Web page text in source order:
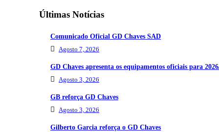
Últimas Notícias
Comunicado Oficial GD Chaves SAD
Agosto 7, 2026
GD Chaves apresenta os equipamentos oficiais para
Agosto 3, 2026
GB reforça GD Chaves
Agosto 3, 2026
Gilberto Garcia reforça o GD Chaves